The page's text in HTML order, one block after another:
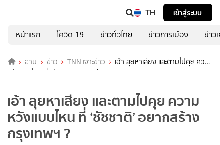
TH
เข้าสู่ระบบ
หน้าแรก
โควิด-19 ข่าวทั่วไทย ข่าวการเมือง ข่าว
อ่าน ข่าว TNN เจาะข่าว
เอ้า ลุยหาเสียง และตามไปคุย ความ
หวังแบบไหน ที่ ‘ชัชชาติ’ อยากสร้างกรุงเทพฯ ?
เอ้า ลุยหาเสียง และตามไปคุย ความ
หวังแบบไหน ที่ ‘ชัชชาติ’ อยากสร้าง
กรุงเทพฯ ?